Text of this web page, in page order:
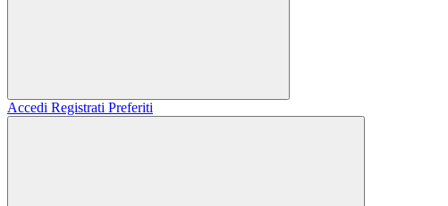
Accedi Registrati Preferiti